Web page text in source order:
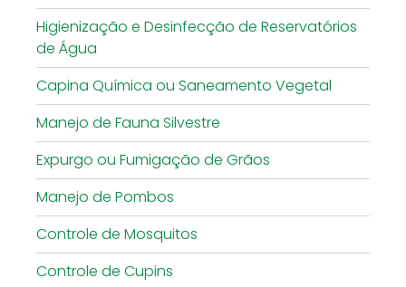
Higienização e Desinfecção de Reservatórios
de Água
Capina Química ou Saneamento Vegetal
Manejo de Fauna Silvestre
Expurgo ou Fumigação de Grãos
Manejo de Pombos
Controle de Mosquitos
Controle de Cupins